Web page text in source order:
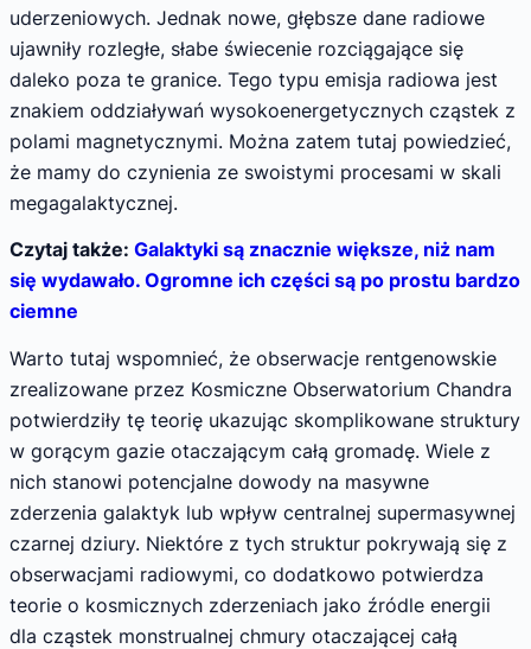
uderzeniowych. Jednak nowe, głębsze dane radiowe
ujawniły rozległe, słabe świecenie rozciągające się
daleko poza te granice. Tego typu emisja radiowa jest
znakiem oddziaływań wysokoenergetycznych cząstek z
polami magnetycznymi. Można zatem tutaj powiedzieć,
że mamy do czynienia ze swoistymi procesami w skali
megagalaktycznej.
Czytaj także: Galaktyki są znacznie większe, niż nam
się wydawało. Ogromne ich części są po prostu bardzo
ciemne
Warto tutaj wspomnieć, że obserwacje rentgenowskie
zrealizowane przez Kosmiczne Obserwatorium Chandra
potwierdziły tę teorię ukazując skomplikowane struktury
w gorącym gazie otaczającym całą gromadę. Wiele z
nich stanowi potencjalne dowody na masywne
zderzenia galaktyk lub wpływ centralnej supermasywnej
czarnej dziury. Niektóre z tych struktur pokrywają się z
obserwacjami radiowymi, co dodatkowo potwierdza
teorie o kosmicznych zderzeniach jako źródle energii
dla cząstek monstrualnej chmury otaczającej całą